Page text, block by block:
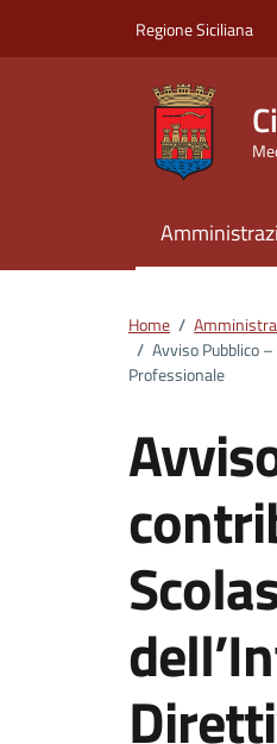
Regione Siciliana
Home /
/ Avviso Pubblico
Professionale